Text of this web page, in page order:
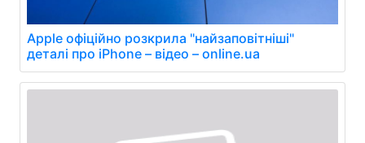
Apple офіційно розкрила "найзаповітніші"
деталі про iPhone – відео – online.ua